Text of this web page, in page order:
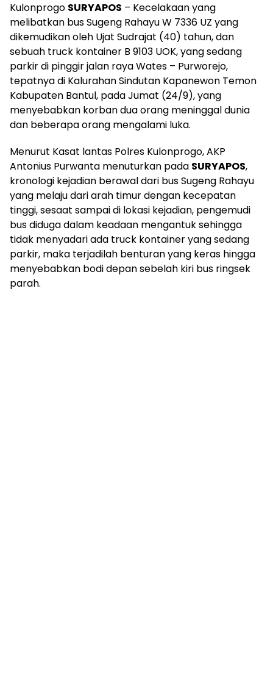
Kulonprogo SURYAPOS – Kecelakaan yang
melibatkan bus Sugeng Rahayu W 7336 UZ yang
dikemudikan oleh Ujat Sudrajat (40) tahun, dan
sebuah truck kontainer B 9103 UOK, yang sedang
parkir di pinggir jalan raya Wates – Purworejo,
tepatnya di Kalurahan Sindutan Kapanewon Temon
Kabupaten Bantul, pada Jumat (24/9), yang
menyebabkan korban dua orang meninggal dunia
dan beberapa orang mengalami luka.
Menurut Kasat lantas Polres Kulonprogo, AKP
Antonius Purwanta menuturkan pada SURYAPOS,
kronologi kejadian berawal dari bus Sugeng Rahayu
yang melaju dari arah timur dengan kecepatan
tinggi, sesaat sampai di lokasi kejadian, pengemudi
bus diduga dalam keadaan mengantuk sehingga
tidak menyadari ada truck kontainer yang sedang
parkir, maka terjadilah benturan yang keras hingga
menyebabkan bodi depan sebelah kiri bus ringsek
parah.